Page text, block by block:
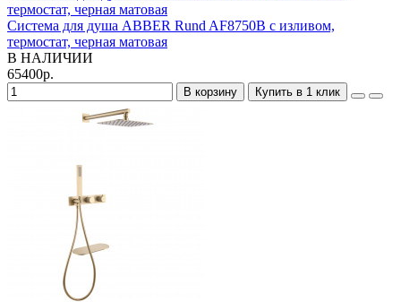
Система для душа ABBER Rund AF8750B с изливом,
термостат, черная матовая
В НАЛИЧИИ
65400р.
В корзину Купить в 1 клик